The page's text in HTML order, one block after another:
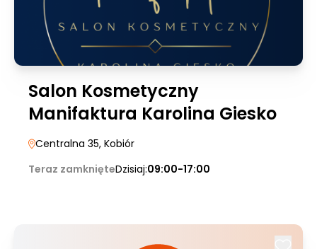
Salon Kosmetyczny
Manifaktura Karolina Giesko
Centralna 35, Kobiór
Teraz zamknięteDzisiaj:09:00-17:00